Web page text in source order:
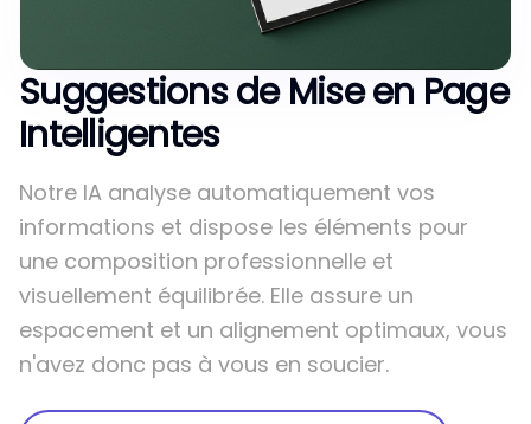
Suggestions de Mise en Page
Intelligentes
Notre IA analyse automatiquement vos
informations et dispose les éléments pour
une composition professionnelle et
visuellement équilibrée. Elle assure un
espacement et un alignement optimaux, vous
n'avez donc pas à vous en soucier.